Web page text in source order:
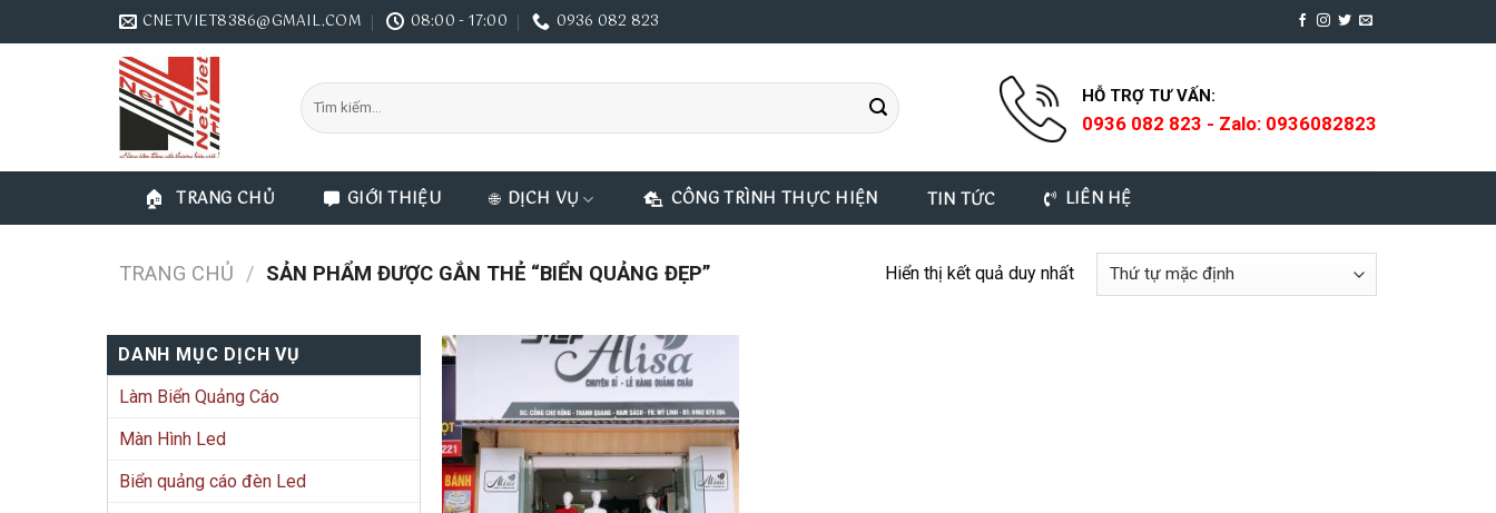
to
CNETVIET8386@GMAIL.COM 08:00 - 17:00 0936 082 823
Tìm
kiếm:
HỖ TRỢ TƯ VẤN:
0936 082 823 - Zalo: 0936082823
TRANG CHỦ GIỚI THIỆU DỊCH VỤ CÔNG TRÌNH THỰC HIỆN TIN TỨC LIÊN HỆ
TRANG CHỦ / SẢN PHẨM ĐƯỢC GẮN THẺ “BIỂN QUẢNG ĐẸP” Hiển thị kết quả duy nhất
DANH MỤC DỊCH VỤ
Làm Biển Quảng Cáo
Màn Hình Led
Biển quảng cáo đèn Led